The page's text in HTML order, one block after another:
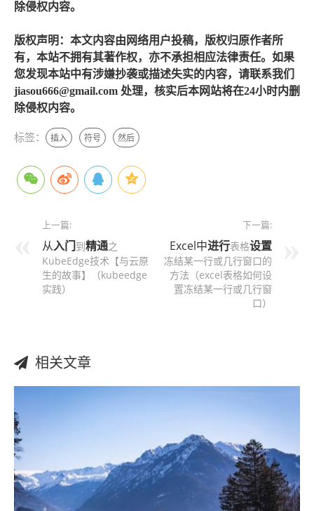
除侵权内容。
版权声明：本文内容由网络用户投稿，版权归原作者所
有，本站不拥有其著作权，亦不承担相应法律责任。如果
您发现本站中有涉嫌抄袭或描述失实的内容，请联系我们
jiasou666@gmail.com 处理，核实后本网站将在24小时内删
除侵权内容。
标签： 插入 符号 然后
上一篇:
从入门到精通之
KubeEdge技术【与云原
生的故事】（kubeedge
实践）
下一篇:
Excel中进行表格设置
冻结某一行或几行窗口的
方法（excel表格如何设
置冻结某一行或几行窗
口）
相关文章